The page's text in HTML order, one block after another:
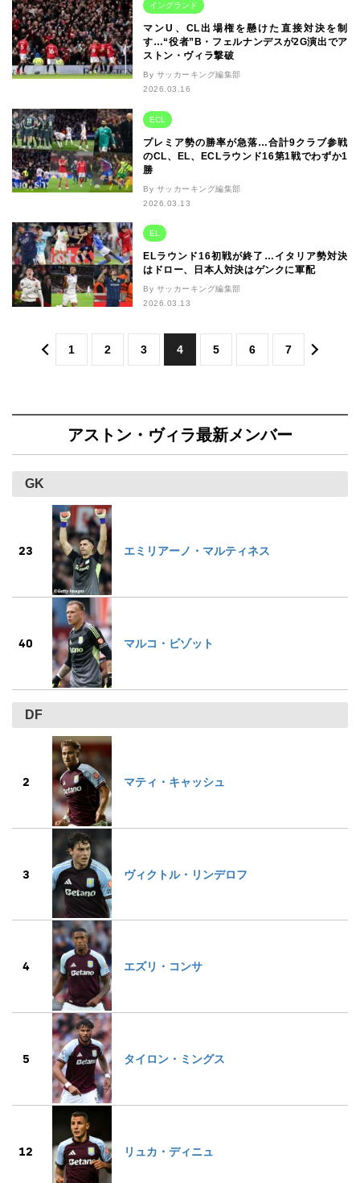
イングランド
マンU、CL出場権を懸けた直接対決を制
す…“役者”B・フェルナンデスが2G演出でア
ストン・ヴィラ撃破
By サッカーキング編集部
2026.03.16
ECL
プレミア勢の勝率が急落…合計9クラブ参戦
のCL、EL、ECLラウンド16第1戦でわずか1
勝
By サッカーキング編集部
2026.03.13
EL
ELラウンド16初戦が終了…イタリア勢対決
はドロー、日本人対決はゲンクに軍配
By サッカーキング編集部
2026.03.13
1 2 3 4 5 6 7
アストン・ヴィラ最新メンバー
GK
23 エミリアーノ・マルティネス
40 マルコ・ビゾット
DF
2 マティ・キャッシュ
3 ヴィクトル・リンデロフ
4 エズリ・コンサ
5 タイロン・ミングス
12 リュカ・ディニュ